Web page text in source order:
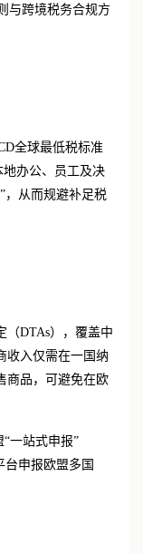
与跨境税务合规方
全球最低税标准
地办公、员工及决
，从而规避补足税
（DTAs），覆盖中
收入仅需在一国纳
商品，可避免在欧
一站式申报”
台申报欧盟多国